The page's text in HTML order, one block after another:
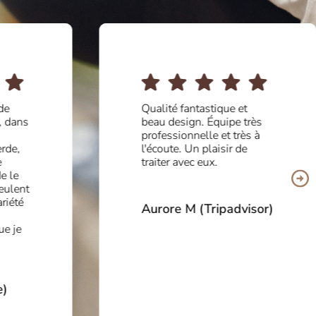
dans
le
je
Qualité fantastique et
beau design. Équipe très
professionnelle et très à
l'écoute. Un plaisir de
traiter avec eux.
Aurore M (Tripadvisor)